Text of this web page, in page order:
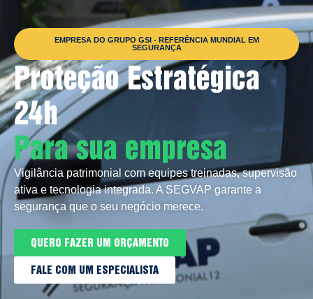
EMPRESA DO GRUPO GSI - REFERÊNCIA MUNDIAL EM
SEGURANÇA
Proteção Estratégica
24h
Para sua empresa
Vigilância patrimonial com equipes treinadas, supervisão
ativa e tecnologia integrada. A SEGVAP garante a
segurança que o seu negócio merece.
QUERO FAZER UM ORÇAMENTO
FALE COM UM ESPECIALISTA